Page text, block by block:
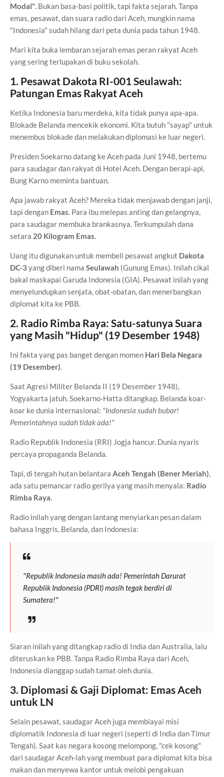
Modal". Bukan basa-basi politik, tapi fakta sejarah. Tanpa
emas, pesawat, dan suara radio dari Aceh, mungkin nama
"Indonesia" sudah hilang dari peta dunia pada tahun 1948.
Mari kita buka lembaran sejarah emas peran rakyat Aceh
yang sering terlupakan di buku sekolah.
1. Pesawat Dakota RI-001 Seulawah:
Patungan Emas Rakyat Aceh
Ketika Indonesia baru merdeka, kita tidak punya apa-apa.
Blokade Belanda mencekik ekonomi. Kita butuh "sayap" untuk
menembus blokade dan melakukan diplomasi ke luar negeri.
Presiden Soekarno datang ke Aceh pada Juni 1948, bertemu
para saudagar dan rakyat di Hotel Aceh. Dengan berapi-api,
Bung Karno meminta bantuan.
Apa jawab rakyat Aceh? Mereka tidak menjawab dengan janji,
tapi dengan Emas. Para ibu melepas anting dan gelangnya,
para saudagar membuka brankasnya. Terkumpulah dana
setara 20 Kilogram Emas.
Uang itu digunakan untuk membeli pesawat angkut Dakota
DC-3 yang diberi nama Seulawah (Gunung Emas). Inilah cikal
bakal maskapai Garuda Indonesia (GIA). Pesawat inilah yang
menyelundupkan senjata, obat-obatan, dan menerbangkan
diplomat kita ke PBB.
2. Radio Rimba Raya: Satu-satunya Suara
yang Masih "Hidup" (19 Desember 1948)
Ini fakta yang pas banget dengan momen Hari Bela Negara
(19 Desember).
Saat Agresi Militer Belanda II (19 Desember 1948),
Yogyakarta jatuh. Soekarno-Hatta ditangkap. Belanda koar-
koar ke dunia internasional: "Indonesia sudah bubar!
Pemerintahnya sudah tidak ada!"
Radio Republik Indonesia (RRI) Jogja hancur. Dunia nyaris
percaya propaganda Belanda.
Tapi, di tengah hutan belantara Aceh Tengah (Bener Meriah),
ada satu pemancar radio gerilya yang masih menyala: Radio
Rimba Raya.
Radio inilah yang dengan lantang menyiarkan pesan dalam
bahasa Inggris, Belanda, dan Indonesia:
"Republik Indonesia masih ada! Pemerintah Darurat
Republik Indonesia (PDRI) masih tegak berdiri di
Sumatera!"
Siaran inilah yang ditangkap radio di India dan Australia, lalu
diteruskan ke PBB. Tanpa Radio Rimba Raya dari Aceh,
Indonesia dianggap sudah tamat oleh dunia.
3. Diplomasi & Gaji Diplomat: Emas Aceh
untuk LN
Selain pesawat, saudagar Aceh juga membiayai misi
diplomatik Indonesia di luar negeri (seperti di India dan Timur
Tengah). Saat kas negara kosong melompong, "cek kosong"
dari saudagar Aceh-lah yang membuat para diplomat kita bisa
makan dan menyewa kantor untuk melobi pengakuan